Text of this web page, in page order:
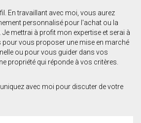
ce courtier
En travaillant avec moi, vous aurez
personnalisé pour l'achat ou la
Je mettrai à profit mon expertise et serai à
pour vous proposer une mise en marché
ou pour vous guider dans vos
propriété qui réponde à vos critères.
avec moi pour discuter de votre